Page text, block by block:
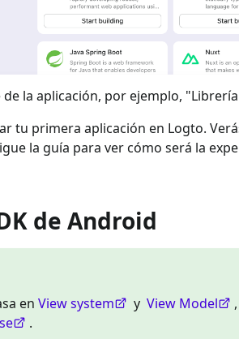
la aplicación, por ejemplo,
tu primera aplicación en Logto.
la guía para ver cómo será la
de Android
en View system y View Model
.